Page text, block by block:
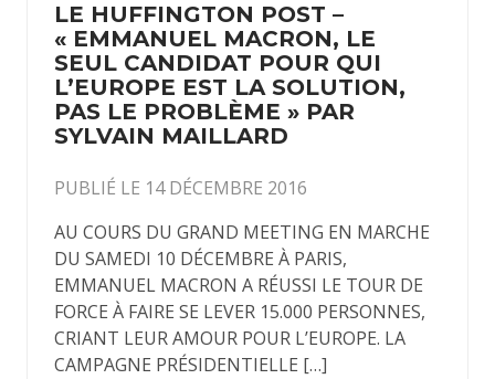
LE HUFFINGTON POST –
« EMMANUEL MACRON, LE
SEUL CANDIDAT POUR QUI
L’EUROPE EST LA SOLUTION,
PAS LE PROBLÈME » PAR
SYLVAIN MAILLARD
PUBLIÉ LE 14 DÉCEMBRE 2016
AU COURS DU GRAND MEETING EN MARCHE
DU SAMEDI 10 DÉCEMBRE À PARIS,
EMMANUEL MACRON A RÉUSSI LE TOUR DE
FORCE À FAIRE SE LEVER 15.000 PERSONNES,
CRIANT LEUR AMOUR POUR L’EUROPE. LA
CAMPAGNE PRÉSIDENTIELLE […]